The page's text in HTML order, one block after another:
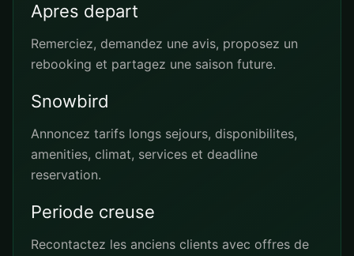
Apres depart
Remerciez, demandez une avis, proposez un
rebooking et partagez une saison future.
Snowbird
Annoncez tarifs longs sejours, disponibilites,
amenities, climat, services et deadline
reservation.
Periode creuse
Recontactez les anciens clients avec offres de